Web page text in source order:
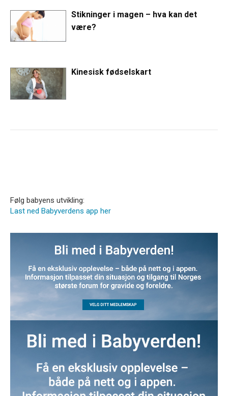
Stikninger i magen – hva kan det
være?
Kinesisk fødselskart
Følg babyens utvikling:
Last ned Babyverdens app her